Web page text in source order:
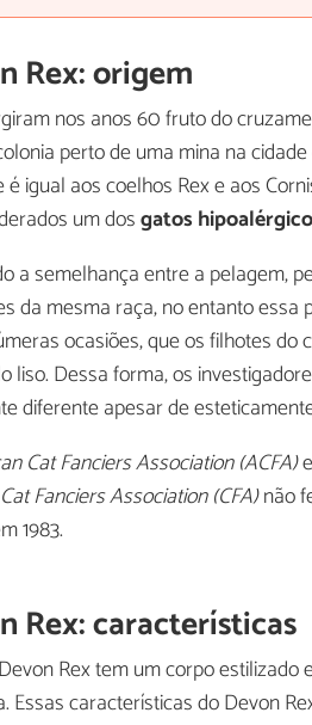
Rex: origem
nos anos 60 fruto do
perto de uma mina na
é igual aos coelhos Rex e aos
um dosgatos
a semelhança entre a pelagem,
da mesma raça, no entanto
ocasiões, que os filhotes
liso. Dessa forma, os
diferente apesar de
Cat Fanciers Association (ACFA)
Fanciers Association (CFA)não
1983.
Rex: características
Rex tem um corpo
Essas características do Devon